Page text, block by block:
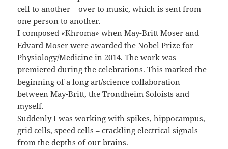
cell to another – over to music, which is sent from
one person to another.
I composed «Khroma» when May-Britt Moser and
Edvard Moser were awarded the Nobel Prize for
Physiology/Medicine in 2014. The work was
premiered during the celebrations. This marked the
beginning of a long art/science collaboration
between May-Britt, the Trondheim Soloists and
myself.
Suddenly I was working with spikes, hippocampus,
grid cells, speed cells – crackling electrical signals
from the depths of our brains.